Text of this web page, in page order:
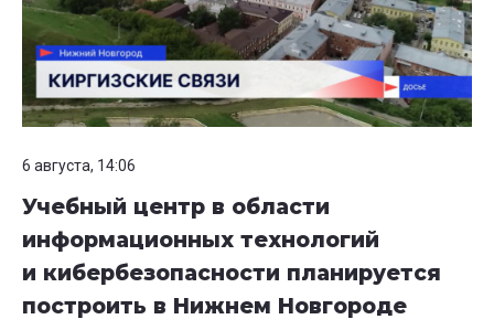
6 августа, 14:06
Учебный центр в области
информационных технологий
и кибербезопасности планируется
построить в Нижнем Новгороде